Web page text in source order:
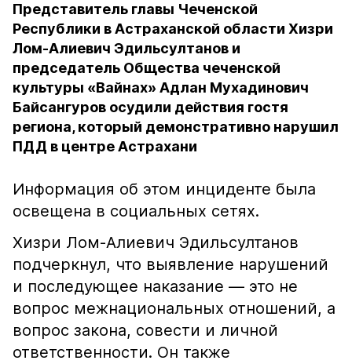
Представитель главы Чеченской
Республики в Астраханской области Хизри
Лом-Алиевич Эдильсултанов и
председатель Общества чеченской
культуры «Вайнах» Адлан Мухадинович
Байсангуров осудили действия гостя
региона, который демонстративно нарушил
ПДД в центре Астрахани
Информация об этом инциденте была
освещена в социальных сетях.
Хизри Лом-Алиевич Эдильсултанов
подчеркнул, что выявление нарушений
и последующее наказание — это не
вопрос межнациональных отношений, а
вопрос закона, совести и личной
ответственности. Он также